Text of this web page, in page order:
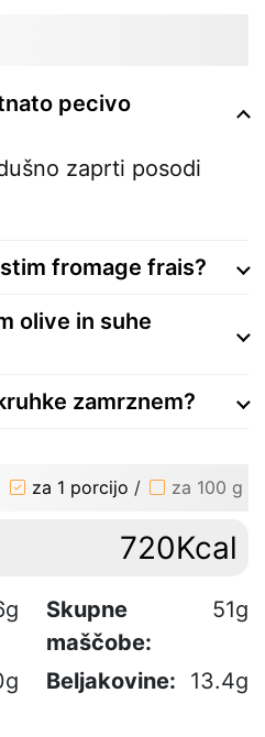
pecivo
zaprti posodi
fromage frais?
olive in suhe
zamrznem?
za 1 porcijo / za 100 g
720Kcal
Skupne
maščobe:
51g
Beljakovine: 13.4g